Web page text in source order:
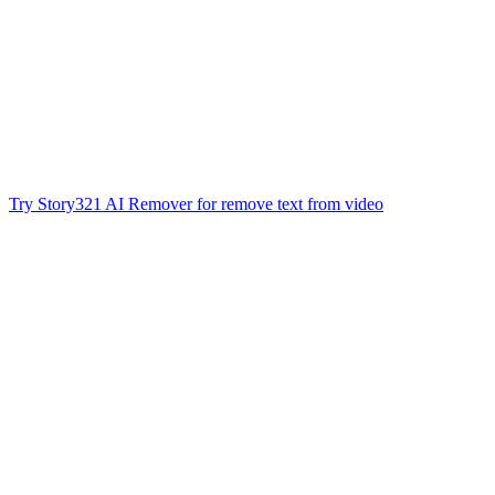
Try Story321 AI Remover for remove text from video